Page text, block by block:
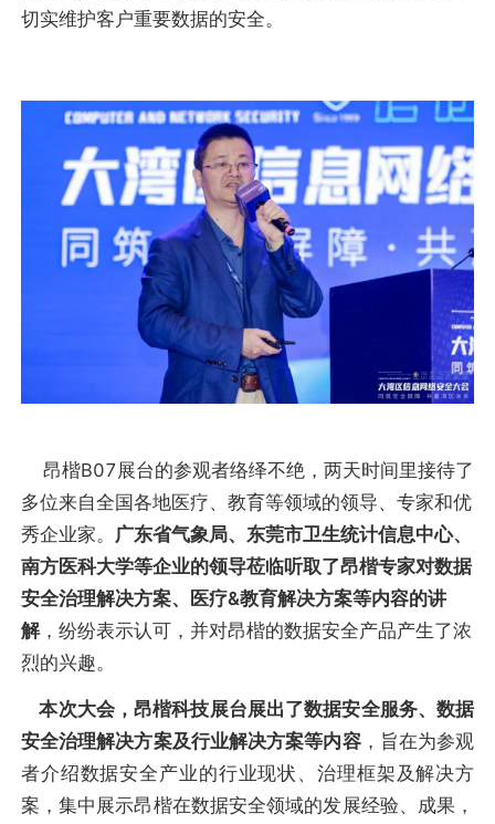
切实维护客户重要数据的安全。
昂楷B07展台的参观者络绎不绝，两天时间里接待了
多位来自全国各地医疗、教育等领域的领导、专家和优
秀企业家。 广东省气象局、东莞市卫生统计信息中心、
南方医科大学等企业的领导莅临听取了昂楷专家对数据
安全治理解决方案、医疗&教育解决方案等内容的讲
解，纷纷表示认可，并对昂楷的数据安全产品产生了浓
烈的兴趣。
本次大会，昂楷科技展台展出了数据安全服务、数据
安全治理解决方案及行业解决方案等内容，旨在为参观
者介绍数据安全产业的行业现状、治理框架及解决方
案，集中展示昂楷在数据安全领域的发展经验、成果，